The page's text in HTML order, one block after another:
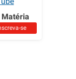
Matéria
se